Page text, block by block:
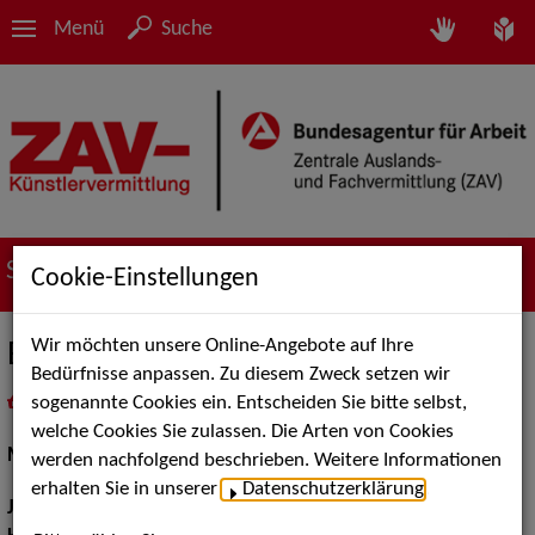
Menü Suche
Suche nach Künstler*innen
Esther Ardoin
als PDF speichern
inMeine Merklistelegen
Musical:Darstellerin, Sängerin, Tänzerin
Jahrgang:
Cookie-Einstellungen
Wir möchten unsere Online-Angebote auf Ihre
Bedürfnisse anpassen. Zu diesem Zweck setzen wir
sogenannte Cookies ein. Entscheiden Sie bitte selbst,
welche Cookies Sie zulassen. Die Arten von Cookies
werden nachfolgend beschrieben. Weitere Informationen
erhalten Sie in unserer
Datenschutzerklärung